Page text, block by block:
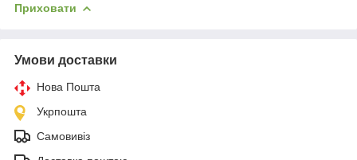
Приховати
Умови доставки
Нова Пошта
Укрпошта
Самовивіз